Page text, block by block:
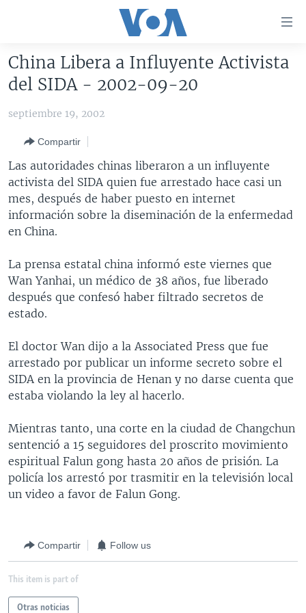
accesibilidad
Salte
contenido
principal
Salte
navegador
principal
Salte
búsqueda
AMÉRICA DEL NORTE
HAITÍ
ELECCIONES EEUU
VOTO DIVIDIDO
VOA VERIFICA
VOA VERIFICA UCRANIA/RUSIA
VOA VERIFICA INMIGRACIÓN
VOA VERIFICA AMÉRICA LATINA
AMÉRICA LATINA
ARGENTINA
BOLIVIA
COLOMBIA
PERÚ
ECUADOR
VENEZUELA
BRASIL
CHINA EN AMÉRICA LATINA
CENTROAMÉRICA
COSTA RICA
GUATEMALA
HONDURAS
NICARAGUA
OTRAS SECCIONES
LIBERTAD DE PRENSA
MUNDO
ECONOMÍA
ENTRETENIMIENTO Y CULTURA
TECNOLOGÍA
DEPORTES
LIBERTAD DE PRENSA
UCRANIA
MULTIMEDIA
VIDEOS
FOTOGRAFÍA
AUDIOS
PROGRAMAS TV
EL MUNDO AL DÍA
FORO INTERAMERICANO
LAS CLAVES
PANORAMA
RADIO
AVANCE INFORMATIVO
BUENOS DÍAS AMÉRICA
ESTADOS UNIDOS AL DÍA
EL MUNDO AL DÍA [RADIO]
DEPORTIVO INTERNACIONAL
NOTA ECONÓMICA
DIRECT
Learning English
SÍGANOS
China Libera a Influyente Activista
del SIDA - 2002-09-20
septiembre 19, 2002
Compartir
Las autoridades chinas liberaron a un influyente
activista del SIDA quien fue arrestado hace casi un
mes, después de haber puesto en internet
información sobre la diseminación de la enfermedad
en China.
La prensa estatal china informó este viernes que
Wan Yanhai, un médico de 38 años, fue liberado
después que confesó haber filtrado secretos de
estado.
El doctor Wan dijo a la Associated Press que fue
arrestado por publicar un informe secreto sobre el
SIDA en la provincia de Henan y no darse cuenta que
estaba violando la ley al hacerlo.
Mientras tanto, una corte en la ciudad de Changchun
sentenció a 15 seguidores del proscrito movimiento
espiritual Falun gong hasta 20 años de prisión. La
policía los arrestó por trasmitir en la televisión local
un video a favor de Falun Gong.
Compartir Follow us
This item is part of
Otras noticias